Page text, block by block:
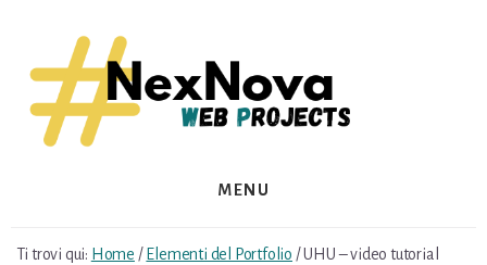
content
footer
MENU
Ti trovi qui: Home / Elementi del Portfolio /UHU – video tutorial